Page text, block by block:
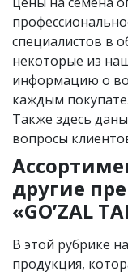
специалистов в
некоторые из
информацию о
каждым
Также здесь
вопросы
другие
«GO’ZAL
В этой рубрике
продукция,